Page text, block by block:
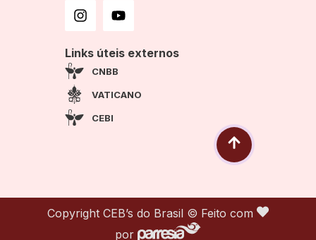
Links úteis externos
CNBB
VATICANO
CEBI
Copyright CEB’s do Brasil © Feito com
por